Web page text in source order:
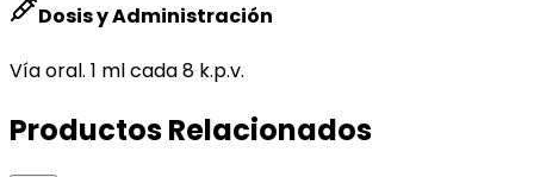
Dosis y Administración
Vía oral. 1 ml cada 8 k.p.v.
Productos Relacionados